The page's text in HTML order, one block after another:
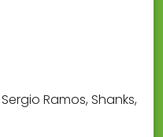
Ramos, Shanks,